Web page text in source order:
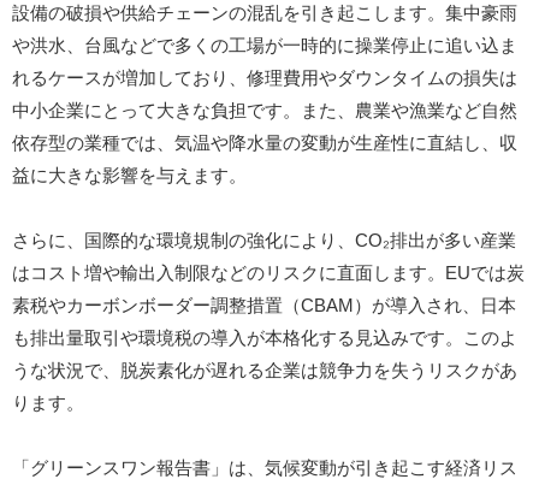
設備の破損や供給チェーンの混乱を引き起こします。集中豪雨
や洪水、台風などで多くの工場が一時的に操業停止に追い込ま
れるケースが増加しており、修理費用やダウンタイムの損失は
中小企業にとって大きな負担です。また、農業や漁業など自然
依存型の業種では、気温や降水量の変動が生産性に直結し、収
益に大きな影響を与えます。
さらに、国際的な環境規制の強化により、CO₂排出が多い産業
はコスト増や輸出入制限などのリスクに直面します。EUでは炭
素税やカーボンボーダー調整措置（CBAM）が導入され、日本
も排出量取引や環境税の導入が本格化する見込みです。このよ
うな状況で、脱炭素化が遅れる企業は競争力を失うリスクがあ
ります。
「グリーンスワン報告書」は、気候変動が引き起こす経済リス